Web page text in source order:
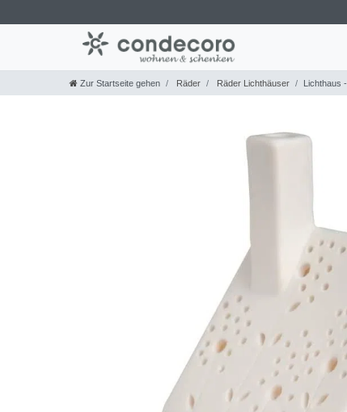
Zur Startseite gehen Räder Räder Lichthäuser Lichthaus